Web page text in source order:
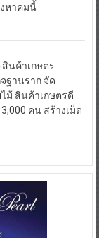
หาคมนี้
นค้าเกษตร
ฐานราก จัด
ม้ สินค้าเกษตรดี
คน สร้างเม็ด